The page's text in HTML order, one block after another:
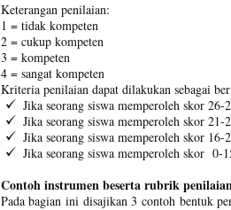
Keterangan penilaian:
1 = tidak kompeten
2 = cukup kompeten
3 = kompeten
4 = sangat kompeten
Kriteria penilaian dapat dilakukan sebagai
Jika seorang siswa memperoleh skor 26-
Jika seorang siswa memperoleh skor 21-
Jika seorang siswa memperoleh skor
Jika seorang siswa memperoleh skor 0-
Contoh instrumen beserta rubrik
Pada bagian ini disajikan 3 contoh bentuk